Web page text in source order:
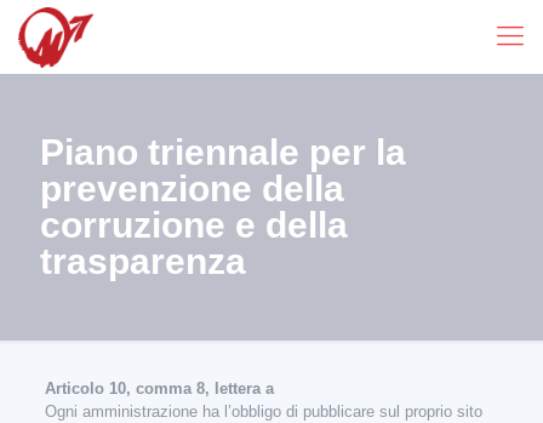
Piano triennale per la
prevenzione della
corruzione e della
trasparenza
Articolo 10, comma 8, lettera a
Ogni amministrazione ha l’obbligo di pubblicare sul proprio sito